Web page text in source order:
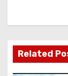
g
a
t
Related